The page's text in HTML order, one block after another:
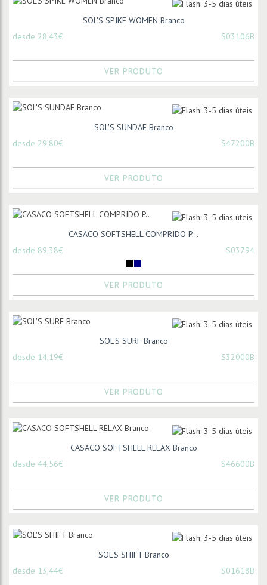
SOL'S SPIKE WOMEN Branco
desde 28,43€
S03106B
VER PRODUTO
SOL'S SUNDAE Branco
desde 29,80€
S47200B
VER PRODUTO
CASACO SOFTSHELL COMPRIDO P...
desde 89,38€
S03794
VER PRODUTO
SOL'S SURF Branco
desde 14,19€
S32000B
VER PRODUTO
CASACO SOFTSHELL RELAX Branco
desde 44,56€
S46600B
VER PRODUTO
SOL'S SHIFT Branco
desde 13,44€
S01618B